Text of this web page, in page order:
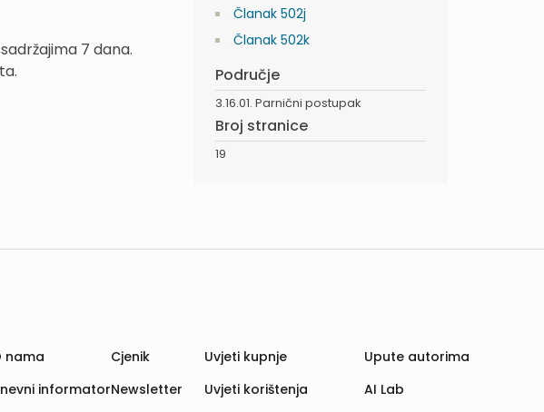
7 dana.
Članak 502j
Članak 502k
Područje
3.16.01. Parnični postupak
Broj stranice
19
nama
informator
Cjenik
Newsletter
Uvjeti kupnje
Uvjeti korištenja
Upute autorima
AI Lab